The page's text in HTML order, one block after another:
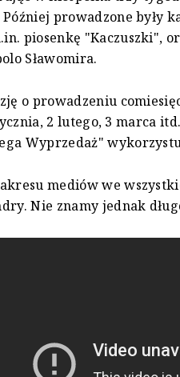
prowadzone były
piosenkę "Kaczuszki",
Sławomira.
o prowadzeniu
2 lutego, 3 marca
Wyprzedaż"
mediów we
Nie znamy jednak